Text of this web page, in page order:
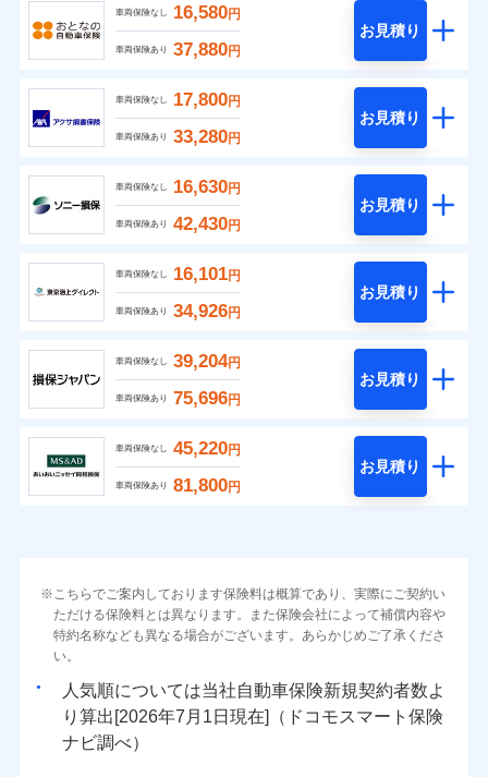
車両保険なし 16,580円
車両保険あり 37,880円
お見積り
車両保険なし 17,800円
車両保険あり 33,280円
お見積り
車両保険なし 16,630円
車両保険あり 42,430円
お見積り
車両保険なし 16,101円
車両保険あり 34,926円
お見積り
車両保険なし 39,204円
車両保険あり 75,696円
お見積り
車両保険なし 45,220円
車両保険あり 81,800円
お見積り
こちらでご案内しております保険料は概算であり、実際にご契約い
ただける保険料とは異なります。また保険会社によって補償内容や
特約名称なども異なる場合がございます。あらかじめご了承くださ
い。
人気順については当社
新規契約者数よ
り算出[
年 月
日現在]（ドコモスマート保険
ナビ調べ）